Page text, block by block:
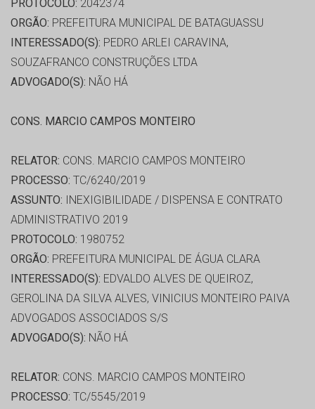
PROTOCOLO: 2042374
ORGÃO: PREFEITURA MUNICIPAL DE BATAGUASSU
INTERESSADO(S): PEDRO ARLEI CARAVINA,
SOUZAFRANCO CONSTRUÇÕES LTDA
ADVOGADO(S): NÃO HÁ
CONS. MARCIO CAMPOS MONTEIRO
RELATOR: CONS. MARCIO CAMPOS MONTEIRO
PROCESSO: TC/6240/2019
ASSUNTO: INEXIGIBILIDADE / DISPENSA E CONTRATO
ADMINISTRATIVO 2019
PROTOCOLO: 1980752
ORGÃO: PREFEITURA MUNICIPAL DE ÁGUA CLARA
INTERESSADO(S): EDVALDO ALVES DE QUEIROZ,
GEROLINA DA SILVA ALVES, VINICIUS MONTEIRO PAIVA
ADVOGADOS ASSOCIADOS S/S
ADVOGADO(S): NÃO HÁ
RELATOR: CONS. MARCIO CAMPOS MONTEIRO
PROCESSO: TC/5545/2019